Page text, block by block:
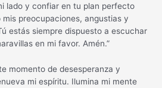
lado y confiar en tu plan perfecto
preocupaciones, angustias y
estás siempre dispuesto a escuchar
en mi favor. Amén.”
momento de desesperanza y
mi espíritu. Ilumina mi mente